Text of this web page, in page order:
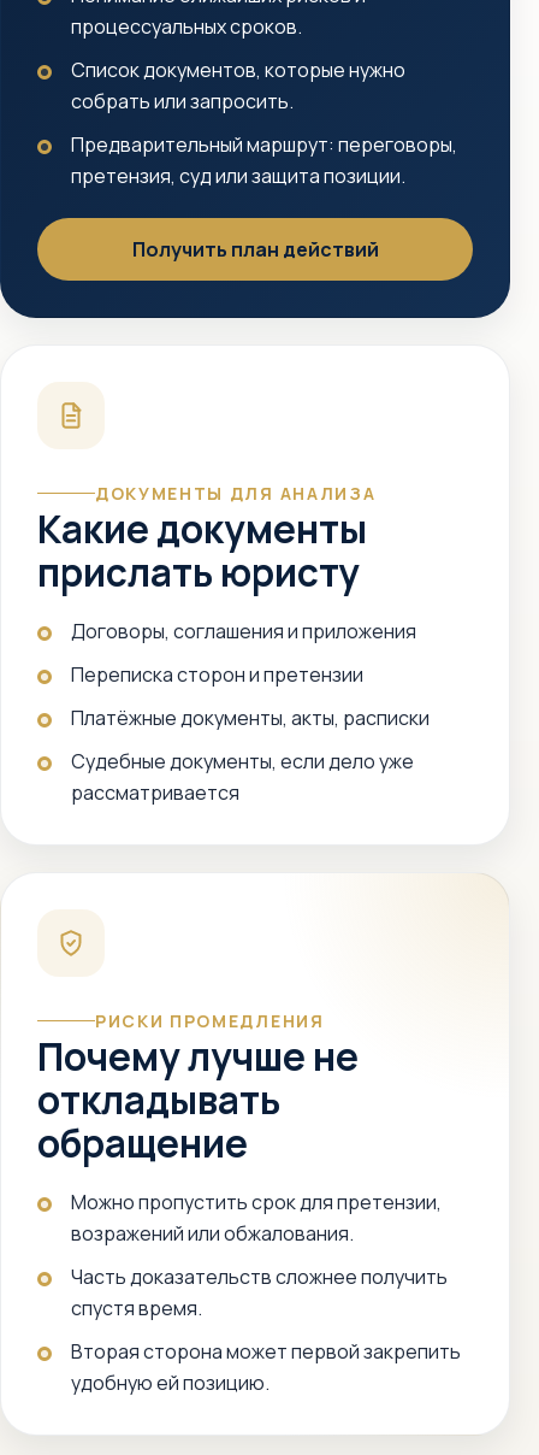
процессуальных сроков.
Список документов, которые нужно
собрать или запросить.
Предварительный маршрут: переговоры,
претензия, суд или защита позиции.
Получить план действий
ДОКУМЕНТЫ ДЛЯ АНАЛИЗА
Какие документы
прислать юристу
Договоры, соглашения и приложения
Переписка сторон и претензии
Платёжные документы, акты, расписки
Судебные документы, если дело уже
рассматривается
РИСКИ ПРОМЕДЛЕНИЯ
Почему лучше не
откладывать
обращение
Можно пропустить срок для претензии,
возражений или обжалования.
Часть доказательств сложнее получить
спустя время.
Вторая сторона может первой закрепить
удобную ей позицию.